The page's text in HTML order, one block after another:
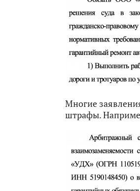
Многие
штрафы.